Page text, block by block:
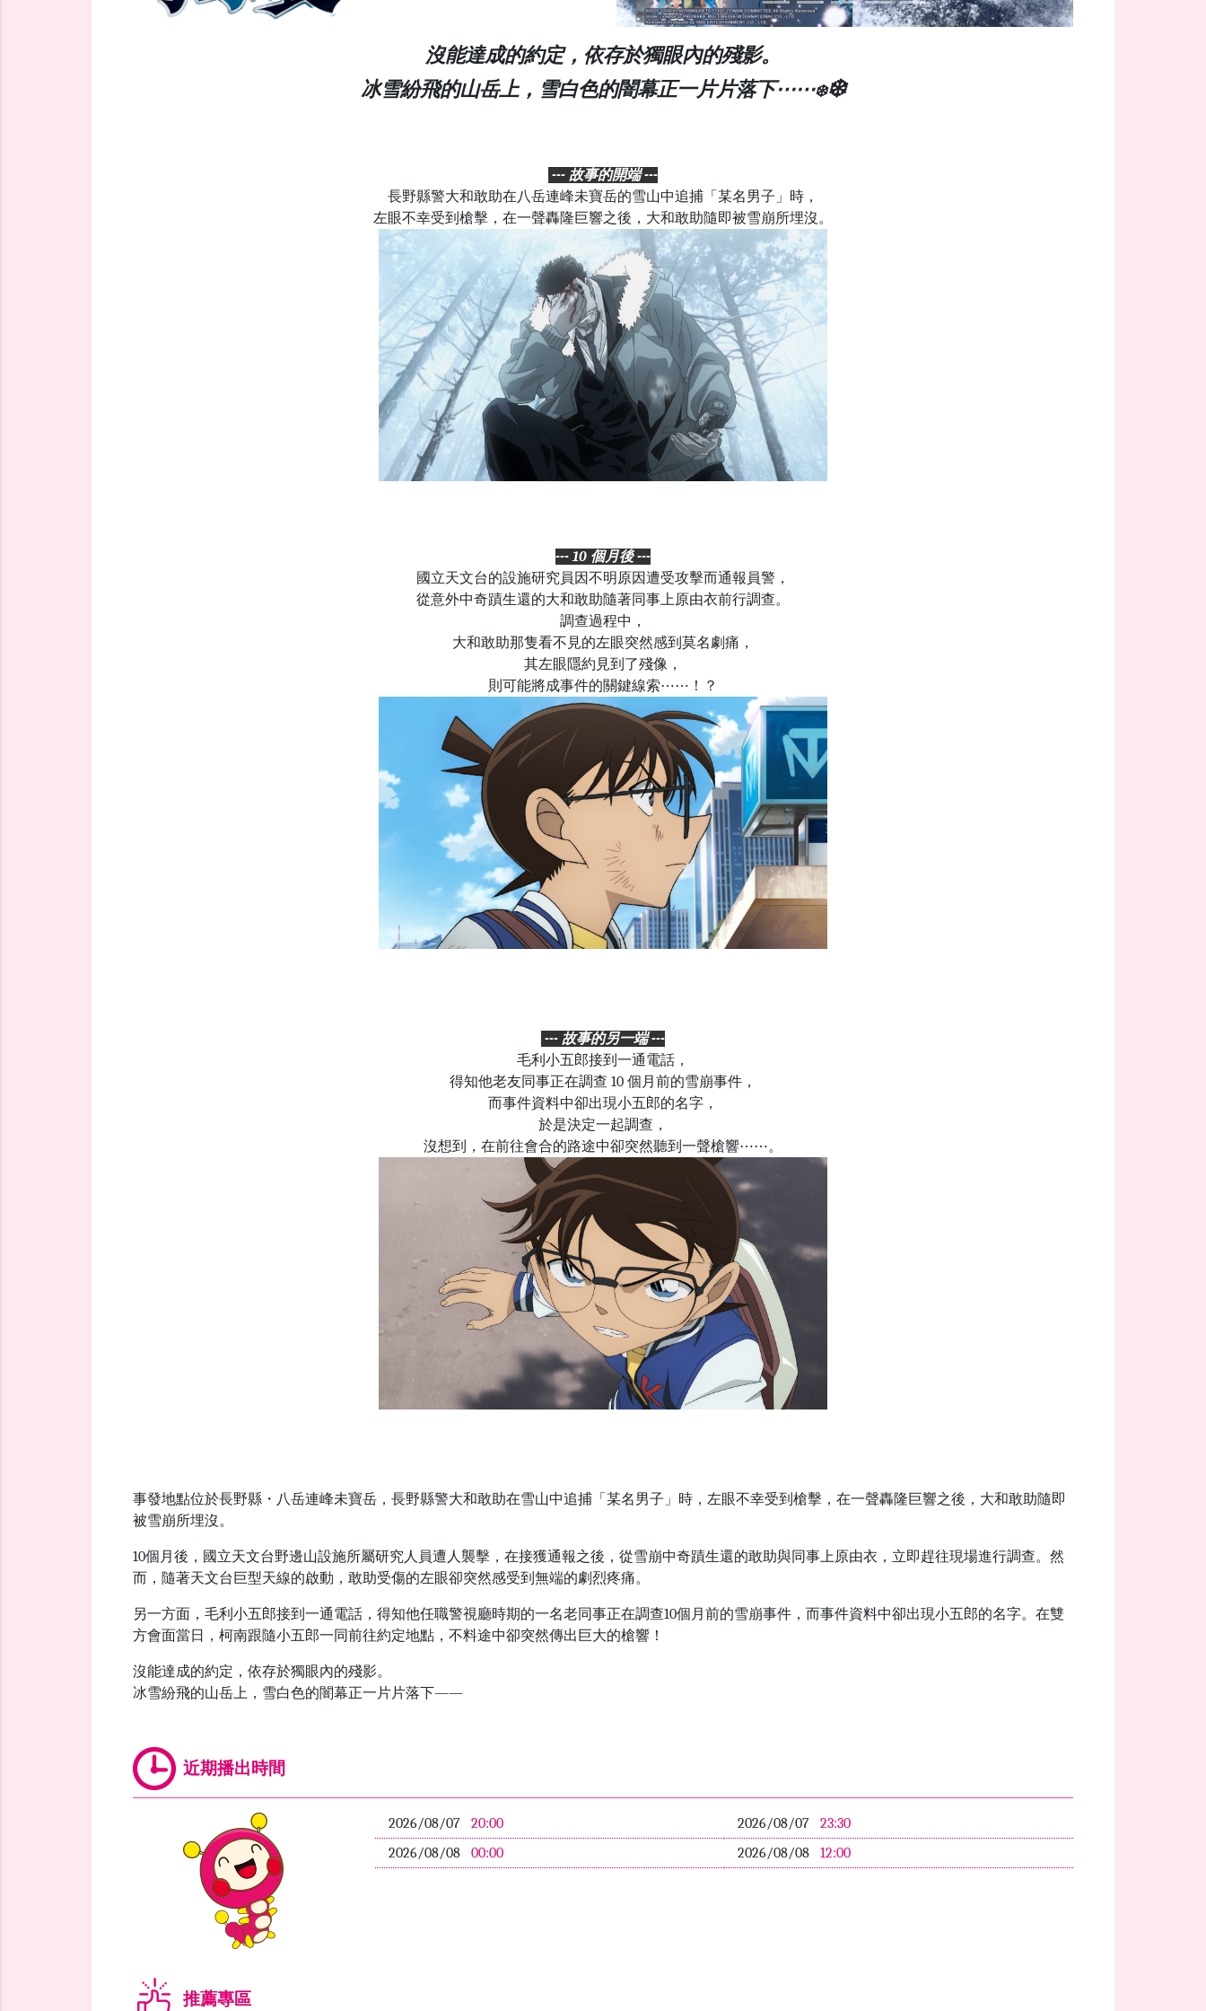
沒能達成的約定，依存於獨眼內的殘影。
冰雪紛飛的山岳上，雪白色的闇幕正一片片落下⋯⋯❄️❄️
--- 故事的開端 ---
長野縣警大和敢助在八岳連峰未寶岳的雪山中追捕「某名男子」時，
左眼不幸受到槍擊，在一聲轟隆巨響之後，大和敢助隨即被雪崩所埋沒。
--- 10 個月後 ---
國立天文台的設施研究員因不明原因遭受攻擊而通報員警，
從意外中奇蹟生還的大和敢助隨著同事上原由衣前行調查。
調查過程中，
大和敢助那隻看不見的左眼突然感到莫名劇痛，
其左眼隱約見到了殘像，
則可能將成事件的關鍵線索⋯⋯！？
--- 故事的另一端 ---
毛利小五郎接到一通電話，
得知他老友同事正在調查 10 個月前的雪崩事件，
而事件資料中卻出現小五郎的名字，
於是決定一起調查 ，
沒想到，在前往會合的路途中卻突然聽到一聲槍響⋯⋯。
事發地點位於長野縣・八岳連峰未寶岳，長野縣警大和敢助在雪山中追捕「某名男子」時，左眼不幸受到槍擊，在一聲轟隆巨響之後，大和敢助隨即
被雪崩所埋沒。
10個月後，國立天文台野邊山設施所屬研究人員遭人襲擊，在接獲通報之後，從雪崩中奇蹟生還的敢助與同事上原由衣，立即趕往現場進行調查。然
而，隨著天文台巨型天線的啟動，敢助受傷的左眼卻突然感受到無端的劇烈疼痛。
另一方面，毛利小五郎接到一通電話，得知他任職警視廳時期的一名老同事正在調查10個月前的雪崩事件，而事件資料中卻出現小五郎的名字。在雙
方會面當日，柯南跟隨小五郎一同前往約定地點，不料途中卻突然傳出巨大的槍響！
沒能達成的約定，依存於獨眼內的殘影。
冰雪紛飛的山岳上，雪白色的闇幕正一片片落下――
近期播出時間
2026/08/07 20:00 2026/08/07
23:30
2026/08/08
00:00 2026/08/08 12:00